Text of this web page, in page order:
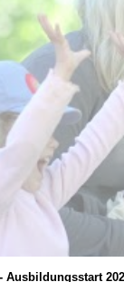
Ausbildungsstart